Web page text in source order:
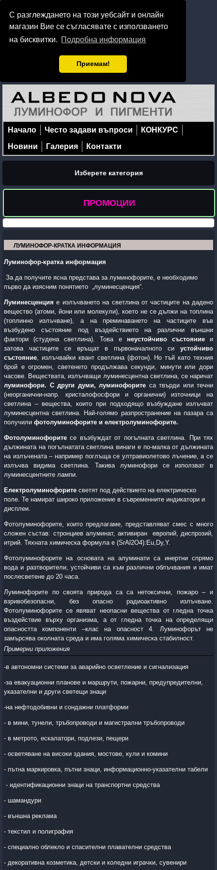
С разглеждането на този уебсайт и онлайн
магазин Вие се съгласявате с използването
на бисквитки. Подробна информация
Приемам!
Начало Често задави въпроси
КОНКУРС
Новини
Галерия Контакти
Изберете категория
ПРОМОЦИИ
ЛУМИНОФОР-КРАТКА ИНФОРМАЦИЯ
Луминофор-кратка информация
За да получите ясна представа за луминофорите, е необходимо
първо да изясним понятието „луминесценция“.
Луминесценция е излъчването на светлина от частиците на дадено
вещество (атоми, йони или молекули), което не се дължи на топлина
(топлинно излъчване), а на преминаването на частиците във
възбудено състояние под въздействието на различни външни
фактори (студена светлина). Това е неустойчиво състояниеи
затова частиците се връщат в първоначалното си устойчиво
състояние, излъчвайки квант светлина (фотон). Но тъй като техния
брой е огромен, светенето продължава секунди, минути или дори
часове. Веществата, излъчващи луминесцентна светлина, се наричат
луминофори. С други думи, луминофорите са твърди или течни
(неорганични-напр. кристалофосфори и органични) източници на
светлина – вещества, които при подходящо възбуждане излъчват
луминесцентна светлина. Най-голямо разпространение на пазара са
получили фотолуминофорите и електролуминофорите.
Фотолуминофоритесе възбуждат от погълната светлина. При тях
дължината на погълнатата светлина винаги е по-малка от дължината
на излъчената – например поглъща се ултравиолетово лъчение, а се
излъчва видима светлина. Такива луминофори се използват в
луминесцентните лампи.
Електролуминофорите светят под действието на електрическо
поле. Те намират широко приложение в съвременните индикатори и
дисплеи.
Фотолуминофорите, които предлагаме, представляват смес с много
сложен състав: стронциев алуминат, активиран европий, диспрозий,
итрий. Тяхната химическа формула е (SrAl2O4):Eu,Dy,Y.
Фотолуминофорите на основата на алуминати са инертни спрямо
вода и разтворители, устойчиви са към различни облъчвания и имат
послесветене до 20 часа.
Луминофорите по своята природа са са нетоксични, пожаро – и
взривобезопасни, без опасно радиоактивно излъчване.
Фотолуминофорите се явяват неопасни вещества от гледна точка
въздействие върху организма, а от гледна точка на определящи
опасността компоненти –клас на опасност 4. Луминофорът не
замърсява околната среда и има голяма химическа стабилност.
Примерни приложения
-в автономни системи за аварийно осветление и сигнализация
-за евакуационни планове и маршрути, пожарни, предупредителни,
указателни и други светещи знаци
-на нефтодобивни и сондажни платформи
- в мини, тунели, тръбопроводи и магистрални тръбопроводи
- в метрото, ескалатори, подлези, пещери
- осветяване на високи здания, мостове, кули и комини
- пътна маркировка, пътни знаци, информационно-указателни табели
- идентификационни знаци на транспортни средства
- шамандури
- външна реклама
- текстил и полиграфия
- специално облекло и спасителни плавателни средства
- декоративна козметика, детски и коледни играчки, сувенири